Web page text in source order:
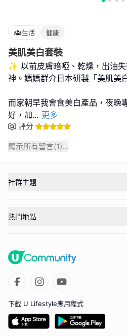
生活 健康
美肌美白套裝
✨ 以前皮膚暗啞、乾燥，出油
神。媽媽群介日本研製「美肌美
而家朝早我會食美白產品，夜晚
好，加... 更多
評分
顯示所有留言(1)...
社群主題
熱門地點
下載 U Lifestyle應用程式